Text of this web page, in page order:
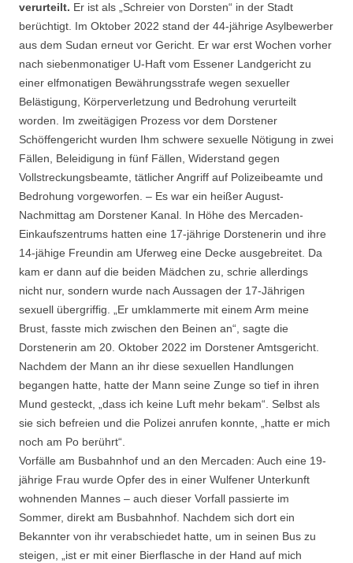
verurteilt. Er ist als „Schreier von Dorsten“ in der Stadt
berüchtigt. Im Oktober 2022 stand der 44-jährige Asylbewerber
aus dem Sudan erneut vor Gericht. Er war erst Wochen vorher
nach siebenmonatiger U-Haft vom Essener Landgericht zu
einer elfmonatigen Bewährungsstrafe wegen sexueller
Belästigung, Körperverletzung und Bedrohung verurteilt
worden. Im zweitägigen Prozess vor dem Dorstener
Schöffengericht wurden Ihm schwere sexuelle Nötigung in zwei
Fällen, Beleidigung in fünf Fällen, Widerstand gegen
Vollstreckungsbeamte, tätlicher Angriff auf Polizeibeamte und
Bedrohung vorgeworfen. – Es war ein heißer August-
Nachmittag am Dorstener Kanal. In Höhe des Mercaden-
Einkaufszentrums hatten eine 17-jährige Dorstenerin und ihre
14-jähige Freundin am Uferweg eine Decke ausgebreitet. Da
kam er dann auf die beiden Mädchen zu, schrie allerdings
nicht nur, sondern wurde nach Aussagen der 17-Jährigen
sexuell übergriffig. „Er umklammerte mit einem Arm meine
Brust, fasste mich zwischen den Beinen an“, sagte die
Dorstenerin am 20. Oktober 2022 im Dorstener Amtsgericht.
Nachdem der Mann an ihr diese sexuellen Handlungen
begangen hatte, hatte der Mann seine Zunge so tief in ihren
Mund gesteckt, „dass ich keine Luft mehr bekam“. Selbst als
sie sich befreien und die Polizei anrufen konnte, „hatte er mich
noch am Po berührt“.
Vorfälle am Busbahnhof und an den Mercaden: Auch eine 19-
jährige Frau wurde Opfer des in einer Wulfener Unterkunft
wohnenden Mannes – auch dieser Vorfall passierte im
Sommer, direkt am Busbahnhof. Nachdem sich dort ein
Bekannter von ihr verabschiedet hatte, um in seinen Bus zu
steigen, „ist er mit einer Bierflasche in der Hand auf mich